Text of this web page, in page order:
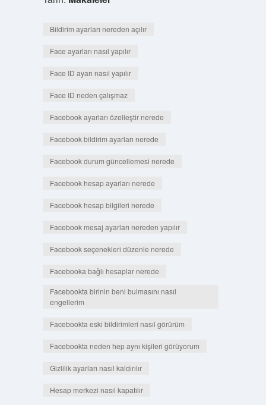
Bildirim ayarları nereden açılır
Face ayarları nasıl yapılır
Face ID ayarı nasıl yapılır
Face ID neden çalışmaz
Facebook ayarları özelleştir nerede
Facebook bildirim ayarları nerede
Facebook durum güncellemesi nerede
Facebook hesap ayarları nerede
Facebook hesap bilgileri nerede
Facebook mesaj ayarları nereden yapılır
Facebook seçenekleri düzenle nerede
Facebooka bağlı hesaplar nerede
Facebookta birinin beni bulmasını nasıl
engellerim
Facebookta eski bildirimleri nasıl görürüm
Facebookta neden hep aynı kişileri görüyorum
Gizlilik ayarları nasıl kaldırılır
Hesap merkezi nasıl kapatılır